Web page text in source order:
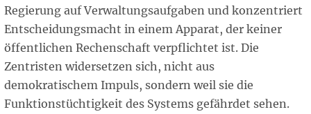
Regierung auf Verwaltungsaufgaben und konzentriert
Entscheidungsmacht in einem Apparat, der keiner
öffentlichen Rechenschaft verpflichtet ist. Die
Zentristen widersetzen sich, nicht aus
demokratischem Impuls, sondern weil sie die
Funktionstüchtigkeit des Systems gefährdet sehen.